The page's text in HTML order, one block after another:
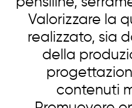
Valorizzare la
realizzato, sia
della
contenuti